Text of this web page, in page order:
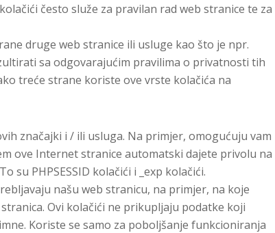
često služe za pravilan rad web stranice te za
druge web stranice ili usluge kao što je npr.
sa odgovarajućim pravilima o privatnosti tih
treće strane koriste ove vrste kolačića na
značajki i / ili usluga. Na primjer, omogućuju vam
ove Internet stranice automatski dajete privolu na
PHPSESSID kolačići i _exp kolačići.
našu web stranicu, na primjer, na koje
Ovi kolačići ne prikupljaju podatke koji
Koriste se samo za poboljšanje funkcioniranja